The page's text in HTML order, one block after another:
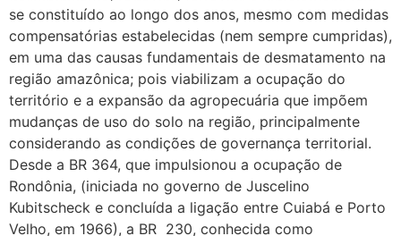
se constituído ao longo dos anos, mesmo com medidas
compensatórias estabelecidas (nem sempre cumpridas),
em uma das causas fundamentais de desmatamento na
região amazônica; pois viabilizam a ocupação do
território e a expansão da agropecuária que impõem
mudanças de uso do solo na região, principalmente
considerando as condições de governança territorial.
Desde a BR 364, que impulsionou a ocupação de
Rondônia, (iniciada no governo de Juscelino
Kubitscheck e concluída a ligação entre Cuiabá e Porto
Velho, em 1966), a BR 230, conhecida como